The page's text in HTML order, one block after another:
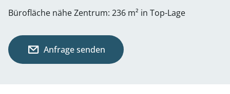
Bürofläche nähe Zentrum: 236 m² in Top-Lage
Anfrage senden